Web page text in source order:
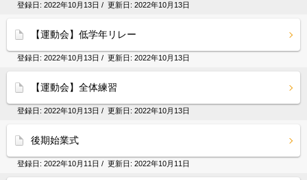
登録日: 2022年10月13日 / 更新日: 2022年10月13日
【運動会】低学年リレー
登録日: 2022年10月13日 / 更新日: 2022年10月13日
【運動会】全体練習
登録日: 2022年10月13日 / 更新日: 2022年10月13日
後期始業式
登録日: 2022年10月11日 / 更新日: 2022年10月11日